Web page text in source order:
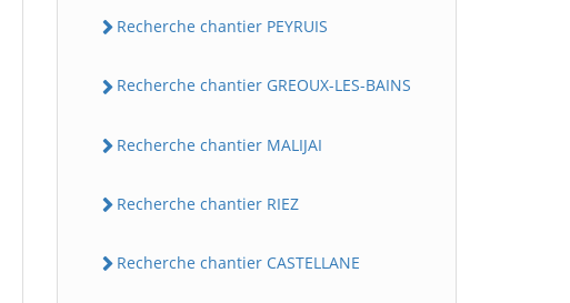
Recherche chantier PEYRUIS
Recherche chantier GREOUX-LES-BAINS
Recherche chantier MALIJAI
Recherche chantier RIEZ
Recherche chantier CASTELLANE